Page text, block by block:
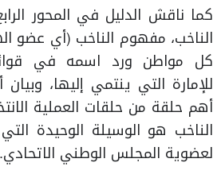
كما ناقش الدليل في المحور
الناخب، مفهوم الناخب (أي عضو
كل مواطن ورد اسمه في قوائم
للإمارة التي ينتمي إليها،
أهم حلقة من حلقات العملية
الناخب هو الوسيلة الوحيدة
لعضوية المجلس الوطني الاتحادي.